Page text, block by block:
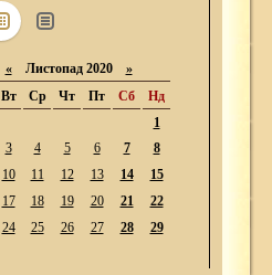
«Листопад 2020 »
Вт Ср Чт Пт Сб
Нд
1
3 4 5 6 7
8
10 11 12 13 14
15
17 18 19 20 21
22
24 25 26 27 28
29